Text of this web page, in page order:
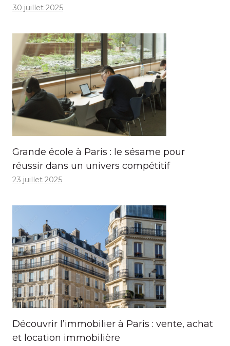
30 juillet 2025
Grande école à Paris : le sésame pour
réussir dans un univers compétitif
23 juillet 2025
Découvrir l’immobilier à Paris : vente, achat
et location immobilière